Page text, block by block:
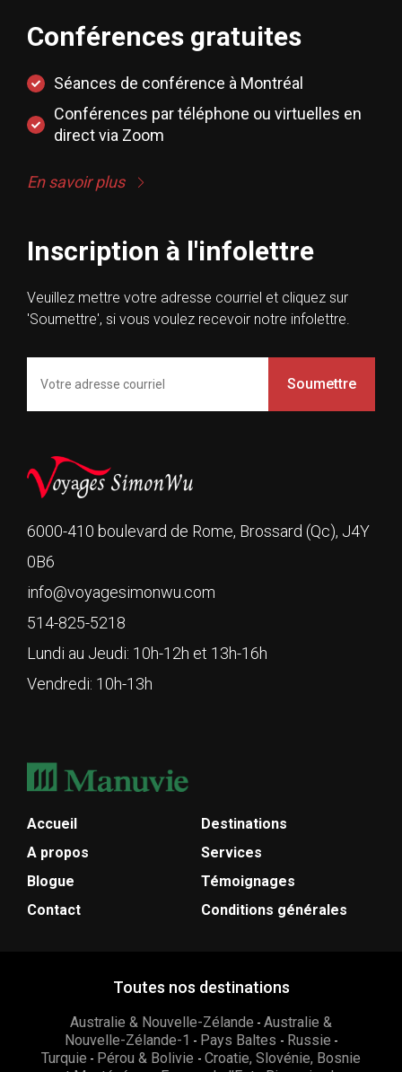
Conférences gratuites
Séances de conférence à Montréal
Conférences par téléphone ou virtuelles en
direct via Zoom
En savoir plus
Inscription à l'infolettre
Veuillez mettre votre adresse courriel et cliquez sur
'Soumettre', si vous voulez recevoir notre infolettre.
Soumettre
6000-410 boulevard de Rome, Brossard (Qc), J4Y
0B6
info@voyagesimonwu.com
514-825-5218
Lundi au Jeudi: 10h-12h et 13h-16h
Vendredi: 10h-13h
Accueil
Destinations
A propos
Services
Blogue
Témoignages
Contact
Conditions générales
Toutes nos destinations
Australie & Nouvelle-Zélande - Australie &
Nouvelle-Zélande-1 - Pays Baltes - Russie -
Turquie - Pérou & Bolivie - Croatie, Slovénie, Bosnie